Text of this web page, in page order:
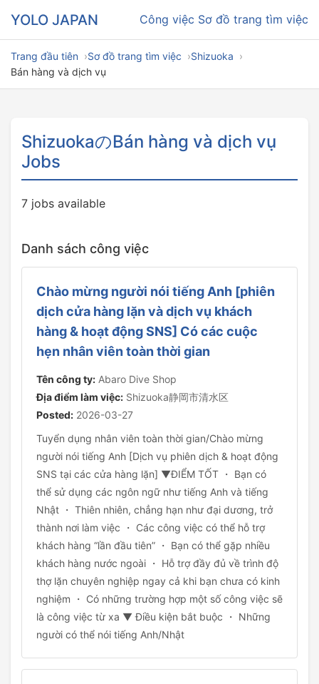
YOLO JAPAN Công việc Sơ đồ trang tìm việc
Trang đầu tiên Sơ đồ trang tìm việc
Shizuoka
Bán hàng và dịch vụ
ShizuokaのBán hàng và dịch vụ
Jobs
7 jobs available
Danh sách công việc
Chào mừng người nói tiếng Anh [phiên
dịch cửa hàng lặn và dịch vụ khách
hàng & hoạt động SNS] Có các cuộc
hẹn nhân viên toàn thời gian
Tên công ty: Abaro Dive Shop
Địa điểm làm việc: Shizuoka静岡市清水区
Posted: 2026-03-27
Tuyển dụng nhân viên toàn thời gian/Chào mừng
người nói tiếng Anh [Dịch vụ phiên dịch & hoạt động
SNS tại các cửa hàng lặn] ▼ĐIỂM TỐT ・ Bạn có
thể sử dụng các ngôn ngữ như tiếng Anh và tiếng
Nhật ・ Thiên nhiên, chẳng hạn như đại dương, trở
thành nơi làm việc ・ Các công việc có thể hỗ trợ
khách hàng “lần đầu tiên” ・ Bạn có thể gặp nhiều
khách hàng nước ngoài ・ Hỗ trợ đầy đủ về trình độ
thợ lặn chuyên nghiệp ngay cả khi bạn chưa có kinh
nghiệm ・ Có những trường hợp một số công việc sẽ
là công việc từ xa ▼ Điều kiện bắt buộc ・ Những
người có thể nói tiếng Anh/Nhật